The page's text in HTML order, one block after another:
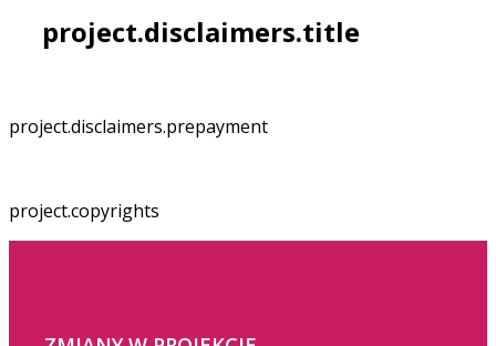
project.disclaimers.title
project.disclaimers.prepayment
project.copyrights